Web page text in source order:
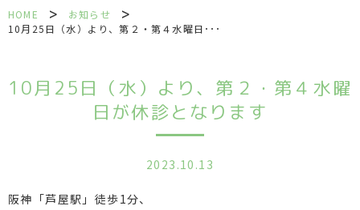
HOME > お知らせ >
10月25日（水）より、第２・第４水曜日･･･
10月25日（水）より、第２・第４水曜
日が休診となります
2023.10.13
阪神「芦屋駅」徒歩1分、